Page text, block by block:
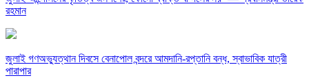
রহমান
জুলাই গণঅভ্যুত্থান দিবসে বেনাপোল বন্দরে আমদানি-রপ্তানি বন্ধ, স্বাভাবিক যাত্রী
পারাপার